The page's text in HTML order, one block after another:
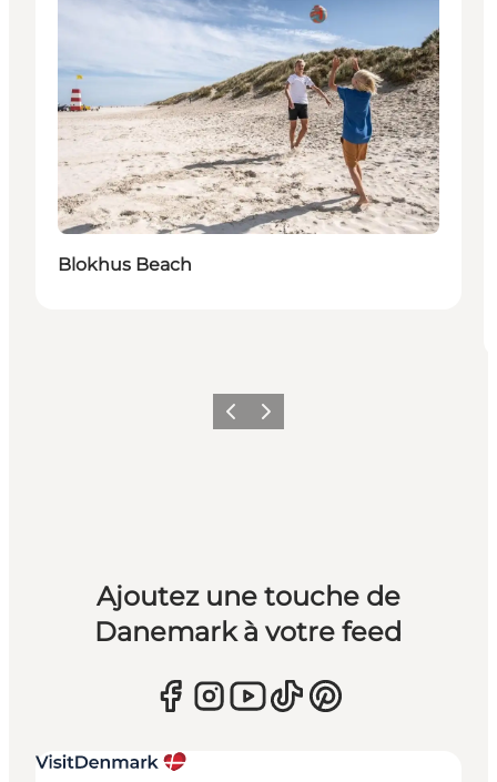
Blokhus Beach
PrécédentSuivant
Ajoutez une touche de
Danemark à votre feed